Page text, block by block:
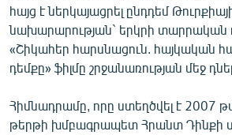
ՏԱՐԱԾԱՇՐՋԱՆ
ՄԻՋԱԶԳԱՅԻՆ
ՄՇԱԿՈՒՅԹ
ՄԵԿՆԱԲԱՆՈՒԹՅՈՒՆ
հայց է ներկայացրել ընդդեմ
նախարարության` երկրի տարրական
«Շիկահեր հարսնացուն. հայկական
դեմքը» ֆիլմը շրջանառության մեջ
Հիմնադրամը, որը ստեղծվել է 2007
թերթի խմբագրապետ Հրանտ Դինքի